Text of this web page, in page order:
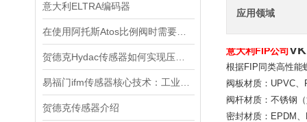
意大利ELTRA编码器
贺德克传感器介绍
应用领域
意大利FIP公司
根据FIP同类高性能
阀板材质 ：UPVC
阀杆材质 ：不锈钢
密封材质 ：EPDM